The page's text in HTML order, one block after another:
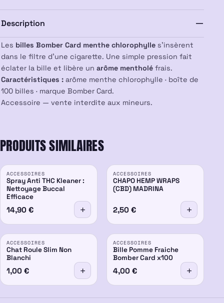
x100
Description
Les billes Bomber Card menthe chlorophylle s’insèrent
dans le filtre d’une cigarette. Une simple pression fait
éclater la bille et libère un arôme mentholé frais.
Caractéristiques : arôme menthe chlorophylle · boîte de
100 billes · marque Bomber Card.
Accessoire — vente interdite aux mineurs.
PRODUITS SIMILAIRES
ACCESSOIRES
Spray Anti THC Kleaner :
Nettoyage Buccal
Efficace
14,90 €
ACCESSOIRES
CHAPO HEMP WRAPS
(CBD) MADRINA
2,50 €
ACCESSOIRES
Chat Roule Slim Non
Blanchi
1,00 €
ACCESSOIRES
Bille Pomme Fraiche
Bomber Card x100
4,00 €